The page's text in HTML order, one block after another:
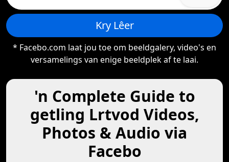
Kry Lêer
* Facebo.com laat jou toe om beeldgalery, video's en
versamelings van enige beeldplek af te laai.
'n Complete Guide to
getling Lrtvod Videos,
Photos & Audio via
Facebo